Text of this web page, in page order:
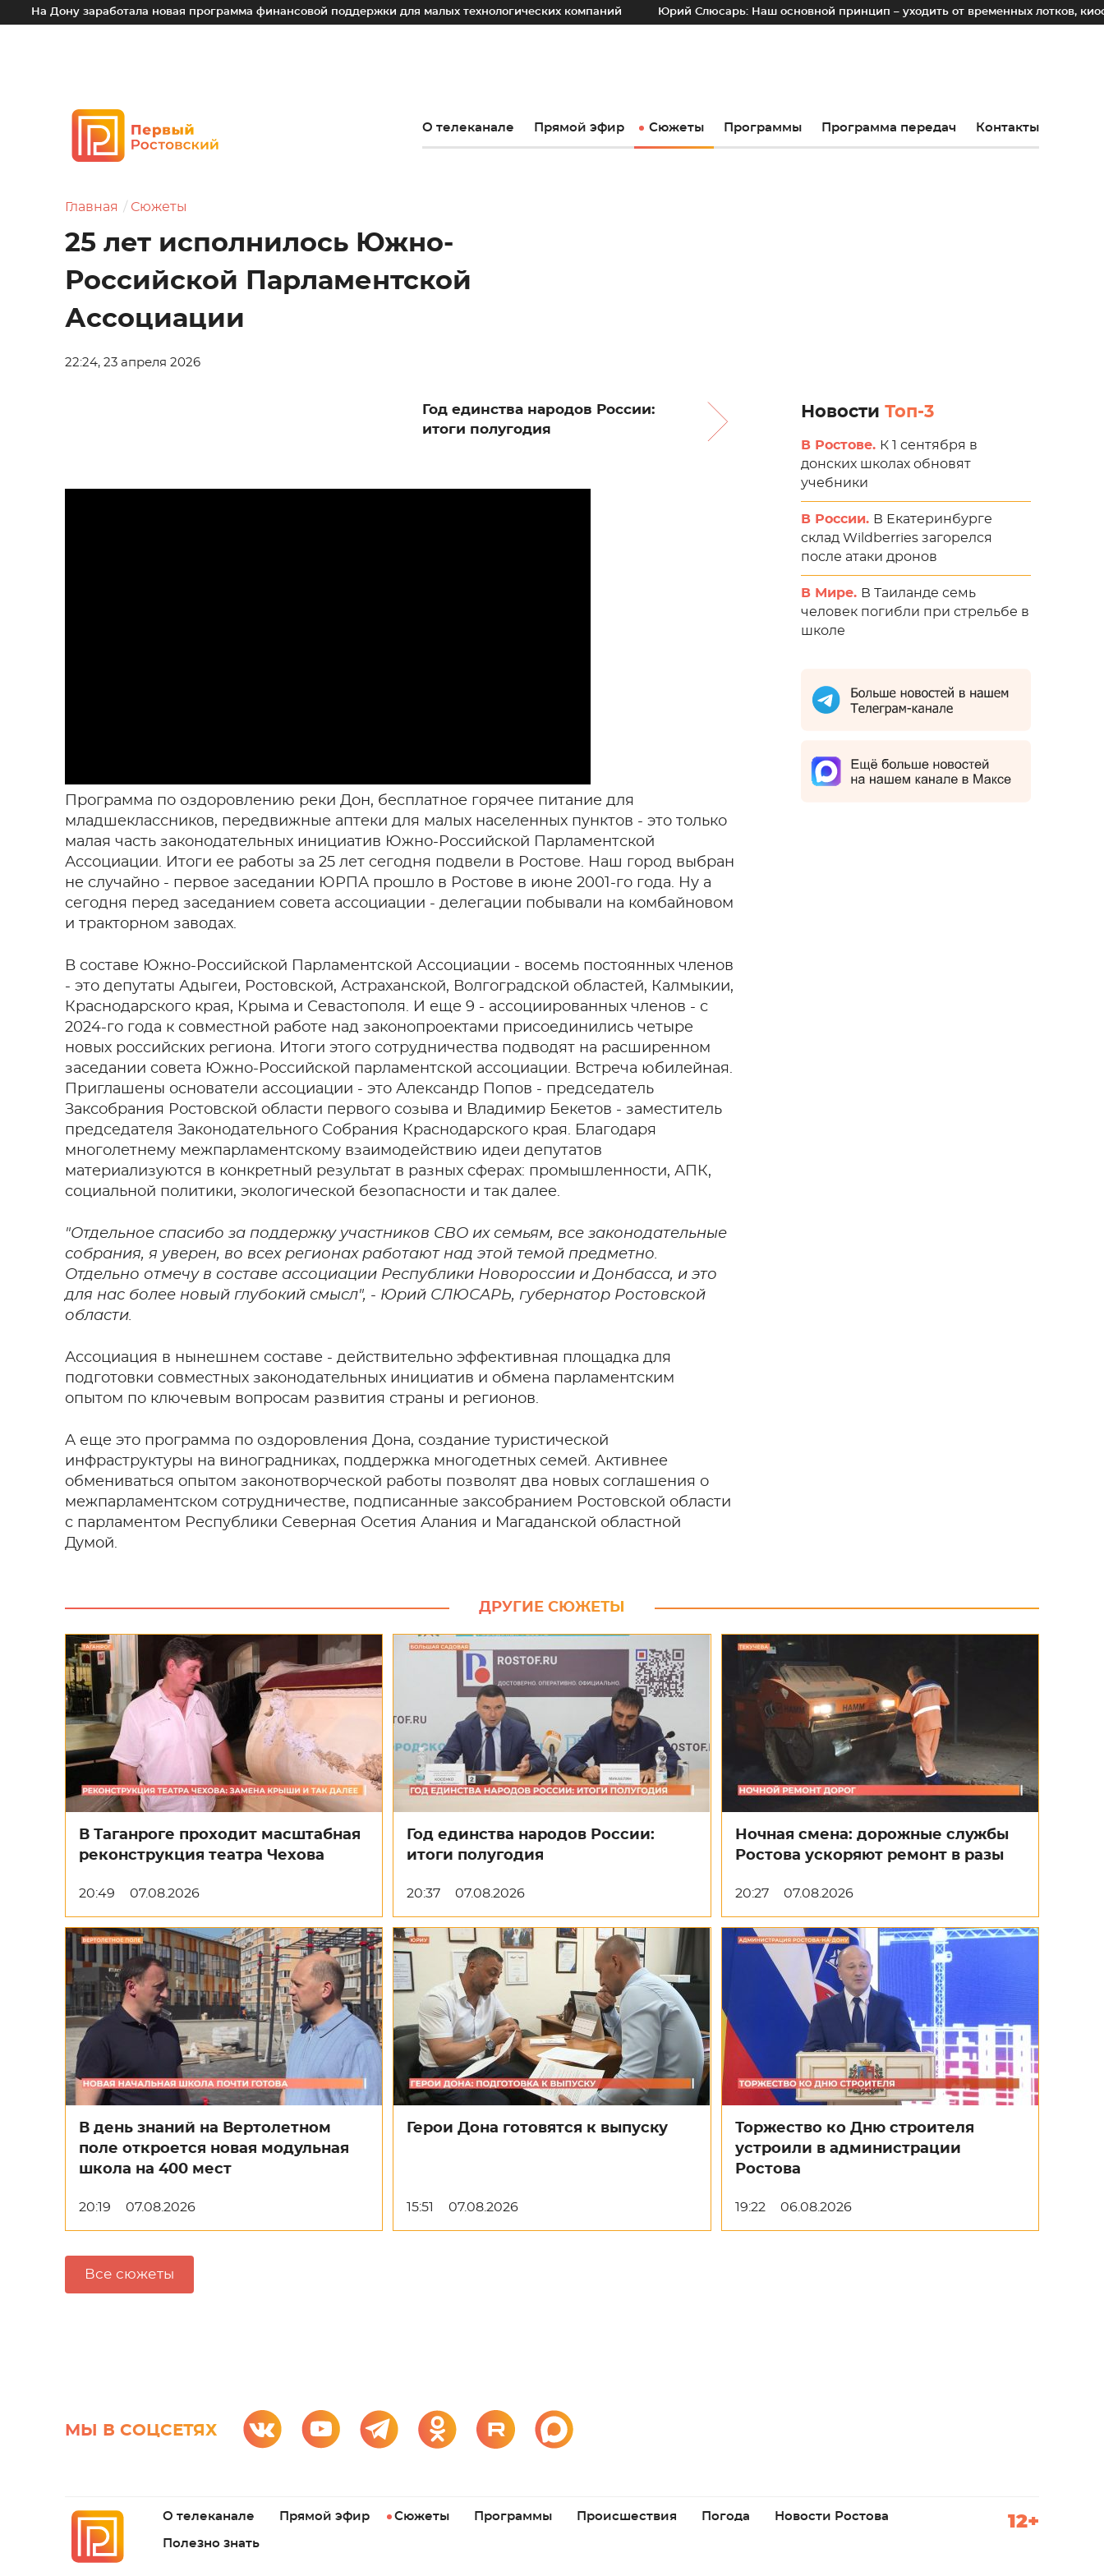
новая программа финансовой поддержки для малых технологических компаний Юрий Слюсарь: Наш основной принцип – уходить от временных лотков, киосков и
О телеканале Прямой эфир Сюжеты Программы Программа передач Контакты
Главная Сюжеты
25 лет исполнилось Южно-
Российской Парламентской
Ассоциации
22:24, 23 апреля 2026
Год единства народов России:
итоги полугодия
Программа по оздоровлению реки Дон, бесплатное горячее питание для
младшеклассников, передвижные аптеки для малых населенных пунктов - это только
малая часть законодательных инициатив Южно-Российской Парламентской
Ассоциации. Итоги ее работы за 25 лет сегодня подвели в Ростове. Наш город выбран
не случайно - первое заседании ЮРПА прошло в Ростове в июне 2001-го года. Ну а
сегодня перед заседанием совета ассоциации - делегации побывали на комбайновом
и тракторном заводах.
В составе Южно-Российской Парламентской Ассоциации - восемь постоянных членов
- это депутаты Адыгеи, Ростовской, Астраханской, Волгоградской областей, Калмыкии,
Краснодарского края, Крыма и Севастополя. И еще 9 - ассоциированных членов - с
2024-го года к совместной работе над законопроектами присоединились четыре
новых российских региона. Итоги этого сотрудничества подводят на расширенном
заседании совета Южно-Российской парламентской ассоциации. Встреча юбилейная.
Приглашены основатели ассоциации - это Александр Попов - председатель
Заксобрания Ростовской области первого созыва и Владимир Бекетов - заместитель
председателя Законодательного Собрания Краснодарского края. Благодаря
многолетнему межпарламентскому взаимодействию идеи депутатов
материализуются в конкретный результат в разных сферах: промышленности, АПК,
социальной политики, экологической безопасности и так далее.
"Отдельное спасибо за поддержку участников СВО их семьям, все законодательные
собрания, я уверен, во всех регионах работают над этой темой предметно.
Отдельно отмечу в составе ассоциации Республики Новороссии и Донбасса, и это
для нас более новый глубокий смысл", - Юрий СЛЮСАРЬ, губернатор Ростовской
области.
Ассоциация в нынешнем составе - действительно эффективная площадка для
подготовки совместных законодательных инициатив и обмена парламентским
опытом по ключевым вопросам развития страны и регионов.
А еще это программа по оздоровления Дона, создание туристической
инфраструктуры на виноградниках, поддержка многодетных семей. Активнее
обмениваться опытом законотворческой работы позволят два новых соглашения о
межпарламентском сотрудничестве, подписанные заксобранием Ростовской области
с парламентом Республики Северная Осетия Алания и Магаданской областной
Думой.
Новости Топ-3
В Ростове. К 1 сентября в
донских школах обновят
учебники
В России. В Екатеринбурге
склад Wildberries загорелся
после атаки дронов
В Мире. В Таиланде семь
человек погибли при стрельбе в
школе
ДРУГИЕ СЮЖЕТЫ
В Таганроге проходит масштабная
реконструкция театра Чехова
20:49 07.08.2026
Год единства народов России:
итоги полугодия
20:37 07.08.2026
Ночная смена: дорожные службы
Ростова ускоряют ремонт в разы
20:27 07.08.2026
В день знаний на Вертолетном
поле откроется новая модульная
школа на 400 мест
20:19 07.08.2026
Герои Дона готовятся к выпуску
15:51 07.08.2026
Торжество ко Дню строителя
устроили в администрации
Ростова
19:22 06.08.2026
Все сюжеты
МЫ В СОЦСЕТЯХ
О телеканале Прямой эфир Сюжеты Программы Происшествия Погода Новости Ростова
Полезно знать
12+